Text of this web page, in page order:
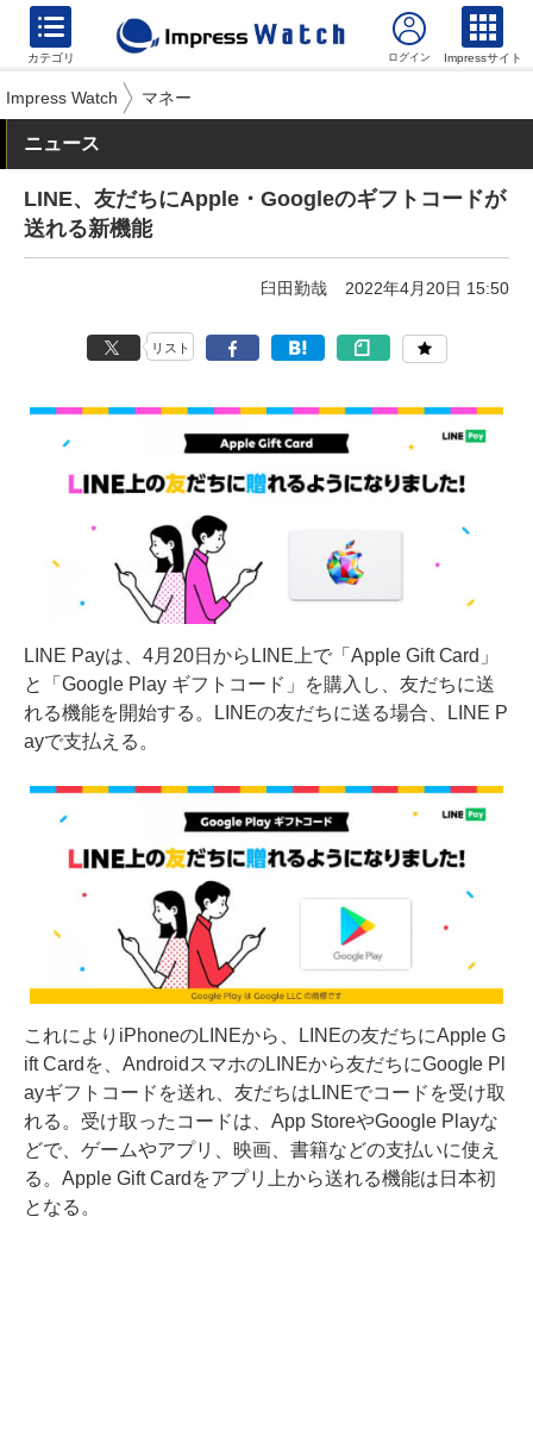
カテゴリ Impressサイト
Impress Watch マネー
ニュース
LINE、友だちにApple・Googleのギフトコードが
送れる新機能
臼田勤哉 2022年4月20日 15:50
リスト
LINE Payは、4月20日からLINE上で「Apple Gift Card」
と「Google Play ギフトコード」を購入し、友だちに送
れる機能を開始する。LINEの友だちに送る場合、LINE P
ayで支払える。
これによりiPhoneのLINEから、LINEの友だちにApple G
ift Cardを、AndroidスマホのLINEから友だちにGoogle Pl
ayギフトコードを送れ、友だちはLINEでコードを受け取
れる。受け取ったコードは、App StoreやGoogle Playな
どで、ゲームやアプリ、映画、書籍などの支払いに使え
る。Apple Gift Cardをアプリ上から送れる機能は日本初
となる。